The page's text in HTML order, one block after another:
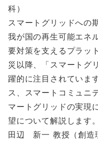
科）
スマートグリッドへの
我が国の再生可能エネ
要対策を支えるプラッ
災以降、「スマートグ
躍的に注目されていま
ス、スマートコミュニ
マートグリッドの実現
望について解説します。
田辺 新一 教授（創造